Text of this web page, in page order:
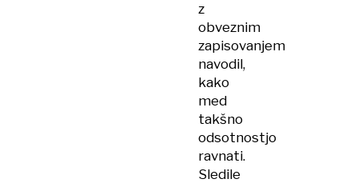
z
obveznim
zapisovanjem
navodil,
kako
med
takšno
odsotnostjo
ravnati.
Sledile